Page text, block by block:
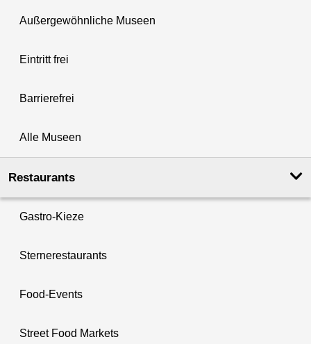
Außergewöhnliche Museen
Eintritt frei
Barrierefrei
Alle Museen
Restaurants
Gastro-Kieze
Sternerestaurants
Food-Events
Street Food Markets